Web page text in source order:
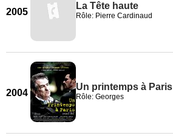
2005
La Tête haute
Rôle: Pierre Cardinaud
2004
Un printemps à Paris
Rôle: Georges